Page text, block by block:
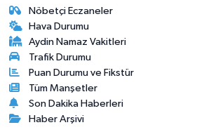
Nöbetçi Eczaneler
Hava Durumu
Aydin Namaz Vakitleri
Trafik Durumu
Puan Durumu ve Fikstür
Tüm Manşetler
Son Dakika Haberleri
Haber Arşivi